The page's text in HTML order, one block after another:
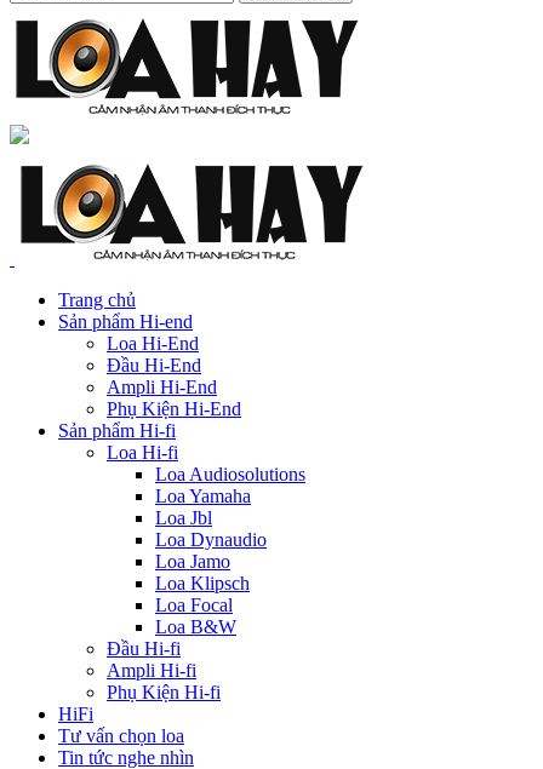
Trang chủ
Sản phẩm Hi-end
Loa Hi-End
Đầu Hi-End
Ampli Hi-End
Phụ Kiện Hi-End
Sản phẩm Hi-fi
Loa Hi-fi
Loa Audiosolutions
Loa Yamaha
Loa Jbl
Loa Dynaudio
Loa Jamo
Loa Klipsch
Loa Focal
Loa B&W
Đầu Hi-fi
Ampli Hi-fi
Phụ Kiện Hi-fi
HiFi
Tư vấn chọn loa
Tin tức nghe nhìn